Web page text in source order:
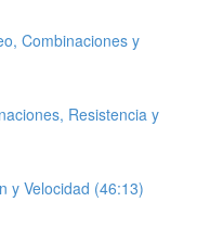
Combinaciones y
Resistencia y
y Velocidad (46:13)